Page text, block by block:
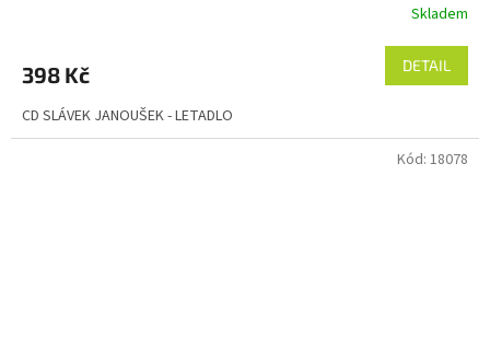
Skladem
398 Kč DETAIL
CD SLÁVEK JANOUŠEK - LETADLO
Kód: 18078